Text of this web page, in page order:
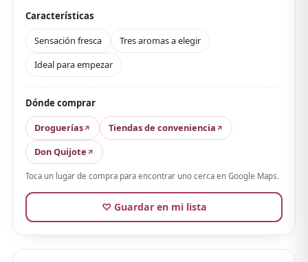
te secas, y el mentol mantiene esa sensación
fresca.
Retiran el sudor y el sebo que causan el olor, usan
algodón natural y contienen ácido hialurónico. Al ser
grandes y resistentes al desgarro, basta una para todo
el cuerpo, y mucha gente las usa en el ocio, el deporte
o tras el trayecto diario.
Las reseñas alaban que no se secan y dejan la piel
suave, aunquela sensación de frescor es bastante
intensa, así que puede resultar demasiado fría
para quien no tolera el mentol o en salas con aire
acondicionado
puedes elegir aromas como floral o jabón de
melocotón.
Características
Sensación fresca
Tres aromas a elegir
Ideal para empezar
Dónde comprar
Droguerías
Tiendas de conveniencia
Don Quijote
Toca un lugar de compra para encontrar uno cerca en Google Maps.
♡ Guardar en mi lista